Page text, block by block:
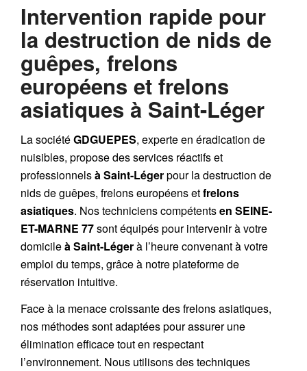
Intervention rapide pour
la destruction de nids de
guêpes, frelons
européens et frelons
asiatiques à Saint-Léger
La sociétéGDGUEPES, experte en éradication de
nuisibles, propose des services réactifs et
professionnelsà Saint-Légerpour la destruction de
nids de guêpes, frelons européensetfrelons
asiatiques. Nos techniciens compétentsen SEINE-
ET-MARNE 77sont équipés pour intervenir à votre
domicileà Saint-Légerà l’heure convenant à votre
emploi du temps, grâce à notre plateforme de
réservation intuitive.
Face à la menace croissante des frelons asiatiques,
nos méthodes sont adaptées pour assurer une
élimination efficace tout en respectant
l’environnement. Nous utilisons des techniques